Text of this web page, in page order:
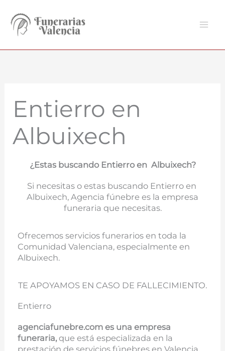
contenido
Entierro en
Albuixech
¿Estas buscando Entierro en Albuixech?
Si necesitas o estas buscando Entierro en
Albuixech, Agencia fúnebre es la empresa
funeraria que necesitas.
Ofrecemos servicios funerarios en toda la
Comunidad Valenciana, especialmente en
Albuixech.
TE APOYAMOS EN CASO DE FALLECIMIENTO.
Entierro
agenciafunebre.com es una empresa
funeraria, que está especializada en la